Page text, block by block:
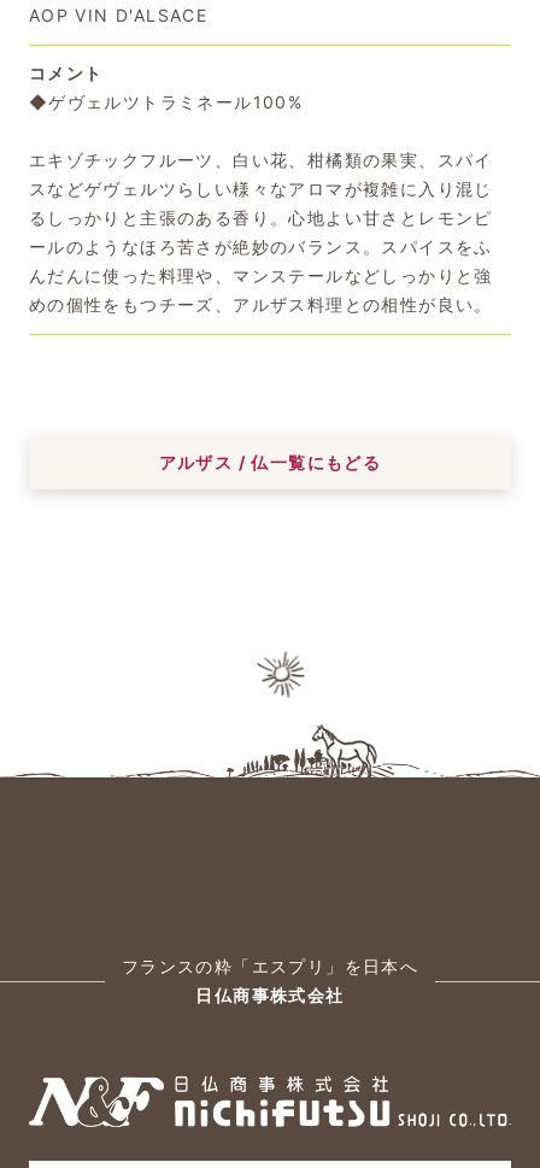
AOP VIN D'ALSACE
コメント
◆ゲヴェルツトラミネール100%
エキゾチックフルーツ、白い花、柑橘類の果実、スパイ
スなどゲヴェルツらしい様々なアロマが複雑に入り混じ
るしっかりと主張のある香り。心地よい甘さとレモンピ
ールのようなほろ苦さが絶妙のバランス。スパイスをふ
んだんに使った料理や、マンステールなどしっかりと強
めの個性をもつチーズ、アルザス料理との相性が良い。
アルザス / 仏一覧にもどる
フランスの粋「エスプリ」を日本へ
日仏商事株式会社